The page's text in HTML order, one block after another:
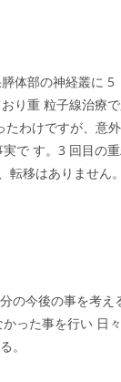
体部の神経叢に
り重 粒子線治療
わけですが、意
で す。3 回目の
移はありません
今後の事を考え
った事を行い 日
。